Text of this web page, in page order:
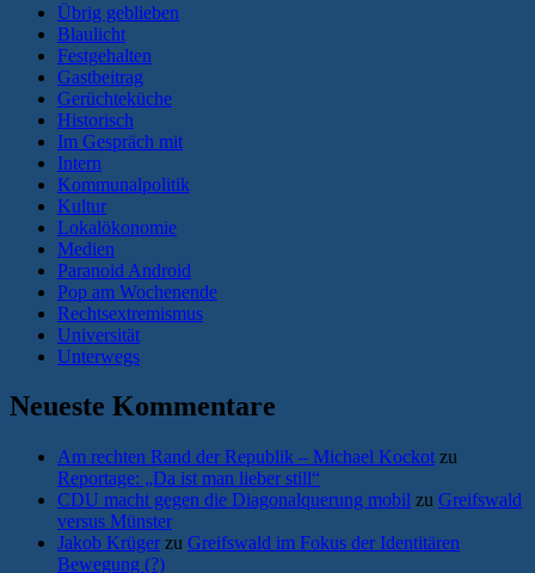
Übrig geblieben
Blaulicht
Festgehalten
Gastbeitrag
Gerüchteküche
Historisch
Im Gespräch mit
Intern
Kommunalpolitik
Kultur
Lokalökonomie
Medien
Paranoid Android
Pop am Wochenende
Rechtsextremismus
Universität
Unterwegs
Neueste Kommentare
Am rechten Rand der Republik – Michael Kockot zu
Reportage: „Da ist man lieber still“
CDU macht gegen die Diagonalquerung mobil zu Greifswald
versus Münster
Jakob Krüger zu Greifswald im Fokus der Identitären
Bewegung (?)